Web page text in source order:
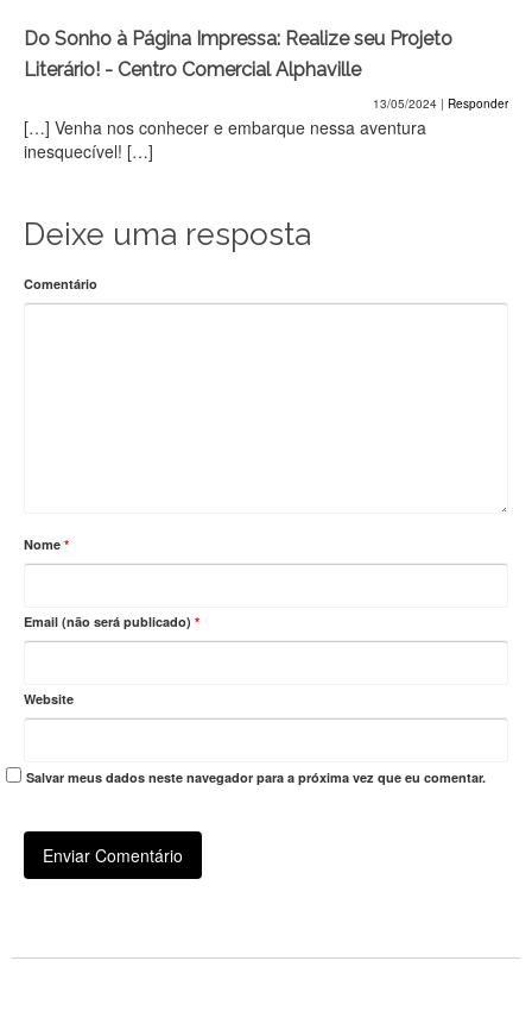
Do Sonho à Página Impressa: Realize seu Projeto
Literário! - Centro Comercial Alphaville
13/05/2024 | Responder
[…] Venha nos conhecer e embarque nessa aventura
inesquecível! […]
Deixe uma resposta
Comentário
Nome *
Email (não será publicado) *
Website
Salvar meus dados neste navegador para a próxima vez que eu comentar.